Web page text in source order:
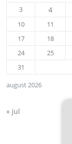
august 2026
3
4
10
11
17
18
24
25
31
« jul